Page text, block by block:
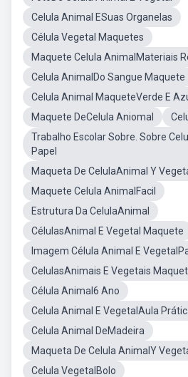
Celula Animal ESuas Organelas
Célula Vegetal Maquetes
Maquete Celula AnimalMateriais
Celula AnimalDo Sangue Maquete
Celula Animal MaqueteVerde E
Maquete DeCelula Aniomal
Trabalho Escolar Sobre. Sobre
Papel
Maqueta De CelulaAnimal Y
Maquete Celula AnimalFacil
Estrutura Da CelulaAnimal
CélulasAnimal E Vegetal Maquete
Imagem Célula Animal E
CelulasAnimais E Vegetais
Célula Animal6 Ano
Celula Animal E VegetalAula
Celula Animal DeMadeira
Maqueta De Celula AnimalY
Celula VegetalBolo